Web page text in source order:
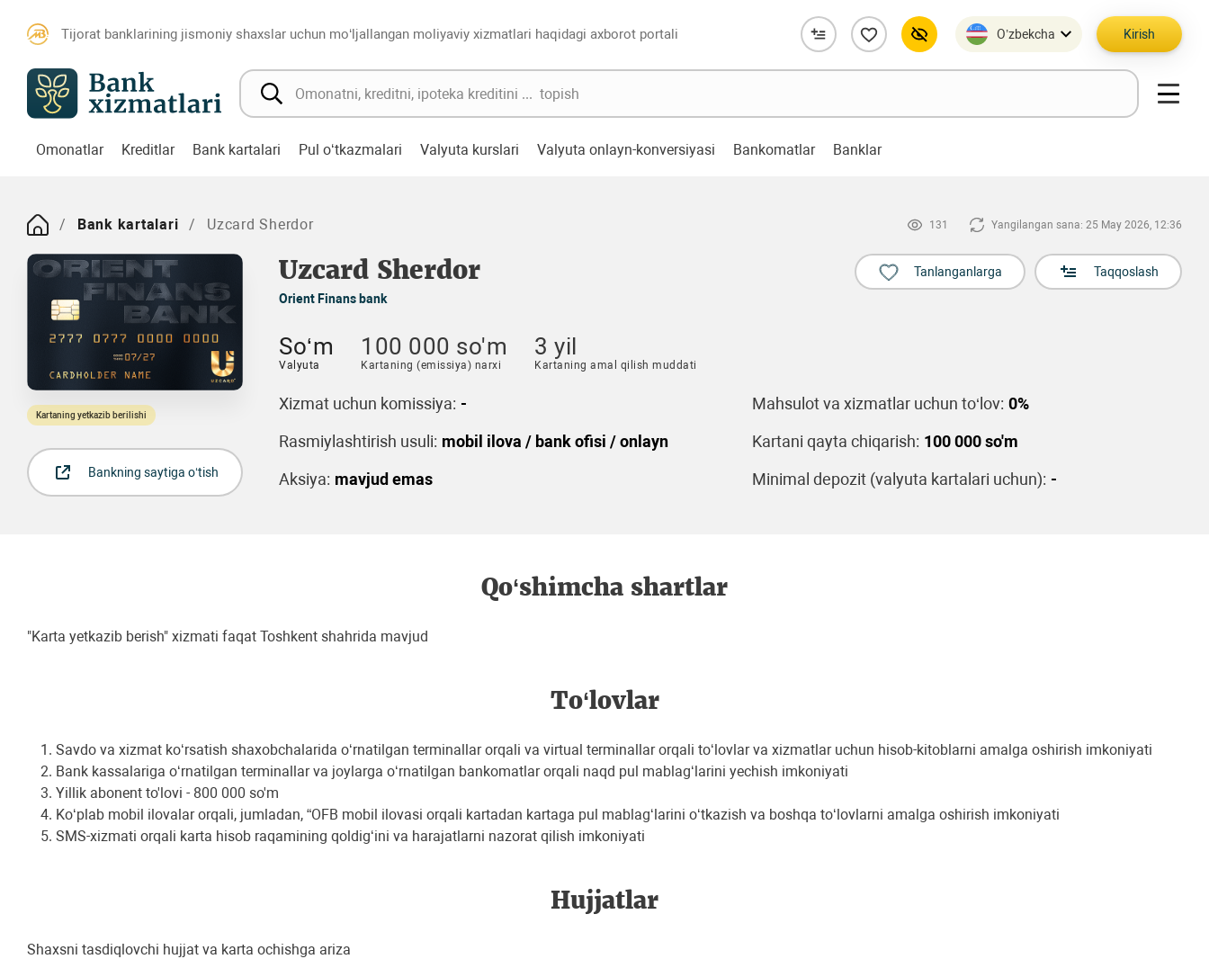
Tijorat banklarining jismoniy shaxslar uchun mo‘ljallangan moliyaviy xizmatlari haqidagi axborot portali O’zbekcha Kirish
Omonatlar Kreditlar Bank kartalari Pul o‘tkazmalari Valyuta kurslari Valyuta onlayn-konversiyasi Bankomatlar Banklar
Bank kartalari Uzcard Sherdor 131 Yangilangan sana: 25 May 2026, 12:36
Uzcard Sherdor
Orient Finans bank
Tanlanganlarga Taqqoslash
Kartaning yetkazib berilishi
Bankning saytiga o‘tish
So‘m
Valyuta
100 000 so'm
Kartaning (emissiya) narxi
3 yil
Kartaning amal qilish muddati
Xizmat uchun komissiya: - Mahsulot va xizmatlar uchun to‘lov: 0%
Rasmiylashtirish usuli: mobil ilova / bank ofisi / onlayn Kartani qayta chiqarish: 100 000 so'm
Aksiya: mavjud emas Minimal depozit (valyuta kartalari uchun): -
Qo‘shimcha shartlar
"Karta yetkazib berish" xizmati faqat Toshkent shahrida mavjud
To‘lovlar
Savdo va xizmat ko‘rsatish shaxobchalarida o‘rnatilgan terminallar orqali va virtual terminallar orqali to‘lovlar va xizmatlar uchun hisob-kitoblarni amalga oshirish imkoniyati
Bank kassalariga o‘rnatilgan terminallar va joylarga o‘rnatilgan bankomatlar orqali naqd pul mablag‘larini yechish imkoniyati
Yillik abonent to'lovi - 800 000 so'm
Ko‘plab mobil ilovalar orqali, jumladan, “OFB mobil ilovasi orqali kartadan kartaga pul mablag‘larini o‘tkazish va boshqa to‘lovlarni amalga oshirish imkoniyati
SMS-xizmati orqali karta hisob raqamining qoldig‘ini va harajatlarni nazorat qilish imkoniyati
Hujjatlar
Shaxsni tasdiqlovchi hujjat va karta ochishga ariza